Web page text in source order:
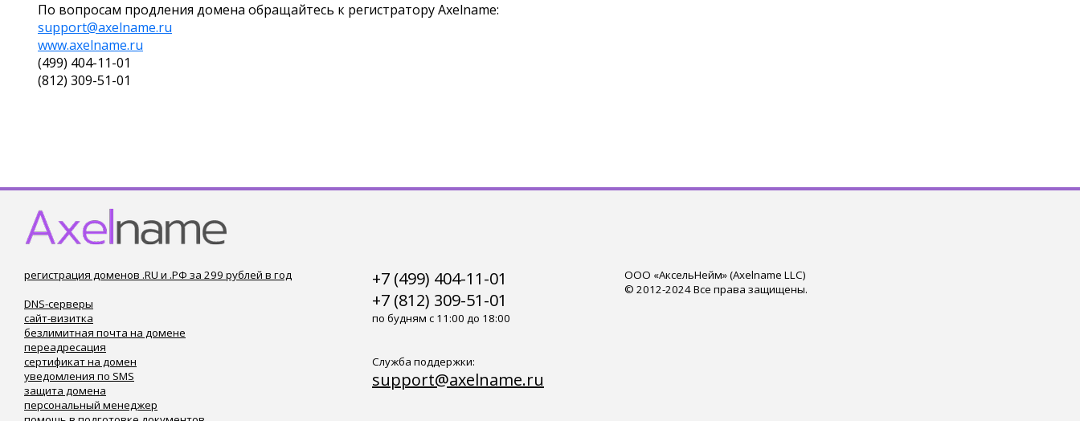
По вопросам продления домена обращайтесь к регистратору Axelname:
support@axelname.ru
www.axelname.ru
(499) 404-11-01
(812) 309-51-01
регистрация доменов .RU и .РФ за 299 рублей в год
DNS-серверы
сайт-визитка
безлимитная почта на домене
переадресация
сертификат на домен
уведомления по SMS
защита домена
персональный менеджер
+7 (499) 404-11-01
+7 (812) 309-51-01
по будням с 11:00 до 18:00
Служба поддержки:
support@axelname.ru
ООО «АксельНейм» (Axelname LLC)
© 2012-2024 Все права защищены.